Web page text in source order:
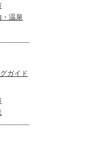
・温泉
ガイド